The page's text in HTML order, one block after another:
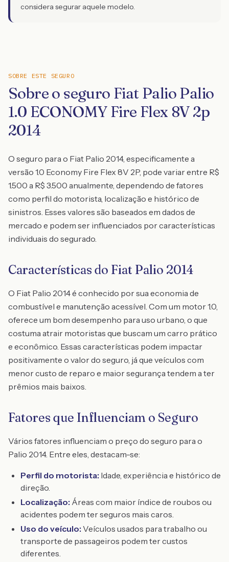
considera segurar aquele modelo.
SOBRE ESTE SEGURO
Sobre o seguro Fiat Palio Palio
1.0 ECONOMY Fire Flex 8V 2p
2014
O seguro para o Fiat Palio 2014, especificamente a
versão 1.0 Economy Fire Flex 8V 2P, pode variar entre R$
1.500 a R$ 3.500 anualmente, dependendo de fatores
como perfil do motorista, localização e histórico de
sinistros. Esses valores são baseados em dados de
mercado e podem ser influenciados por características
individuais do segurado.
Características do Fiat Palio 2014
O Fiat Palio 2014 é conhecido por sua economia de
combustível e manutenção acessível. Com um motor 1.0,
oferece um bom desempenho para uso urbano, o que
costuma atrair motoristas que buscam um carro prático
e econômico. Essas características podem impactar
positivamente o valor do seguro, já que veículos com
menor custo de reparo e maior segurança tendem a ter
prêmios mais baixos.
Fatores que Influenciam o Seguro
Vários fatores influenciam o preço do seguro para o
Palio 2014. Entre eles, destacam-se:
Perfil do motorista: Idade, experiência e histórico de
direção.
Localização: Áreas com maior índice de roubos ou
acidentes podem ter seguros mais caros.
Uso do veículo: Veículos usados para trabalho ou
transporte de passageiros podem ter custos
diferentes.